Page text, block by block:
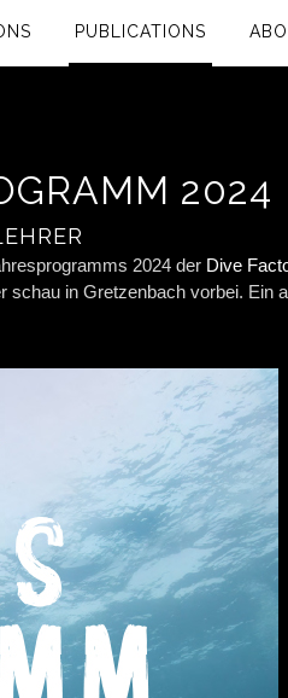
PUBLICATIONS
2024
2024 der Dive
in Gretzenbach vorbei. Ein